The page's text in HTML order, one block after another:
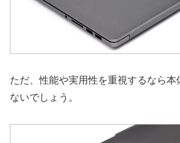
ただ、性能や実用性を重視するなら本
ないでしょう。